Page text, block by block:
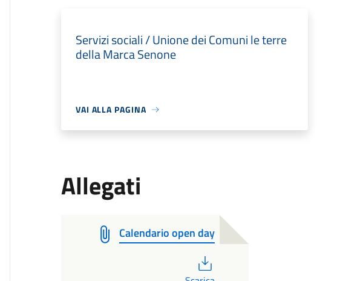
Servizi sociali / Unione dei Comuni le terre
della Marca Senone
VAI ALLA PAGINA
Allegati
Calendario open day